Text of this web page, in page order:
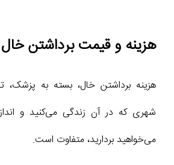
هزینه و قیمت برداشتن
هزینه برداشتن خال، بسته به پزشک،
شهری که در آن زندگی می‌کنید و
می‌خواهید بردارید، متفاوت است.